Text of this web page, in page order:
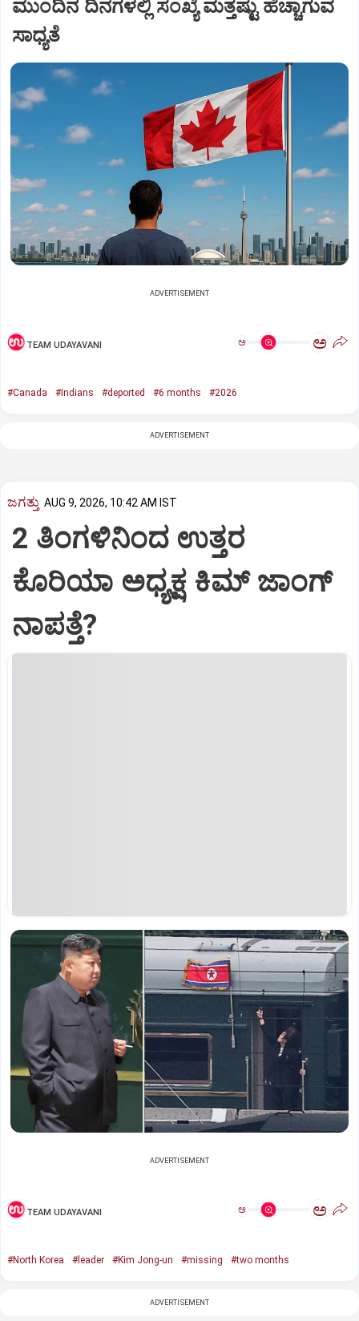
ಮುಂದಿನ ದಿನಗಳಲ್ಲಿ ಸಂಖ್ಯೆ ಮತ್ತಷ್ಟು ಹೆಚ್ಚಾಗುವ
ಸಾಧ್ಯತೆ
ADVERTISEMENT
TEAM UDAYAVANI ಅ ಅ
#Canada #Indians #deported #6 months #2026
ADVERTISEMENT
ಜಗತ್ತು AUG 9, 2026, 10:42 AM IST
2 ತಿಂಗಳಿನಿಂದ ಉತ್ತರ
ಕೊರಿಯಾ ಅಧ್ಯಕ್ಷ ಕಿಮ್‌ ಜಾಂಗ್‌
ನಾಪತ್ತೆ?
ADVERTISEMENT
TEAM UDAYAVANI ಅ ಅ
#North Korea #leader #Kim Jong-un #missing #two months
ADVERTISEMENT